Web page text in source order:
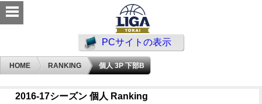
PCサイトの表示
HOME RANKING 個人 3P 下部B
2016-17シーズン 個人 Ranking